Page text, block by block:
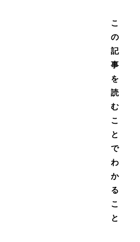
こ
の
記
事
を
読
む
こ
と
で
わ
か
る
こ
と